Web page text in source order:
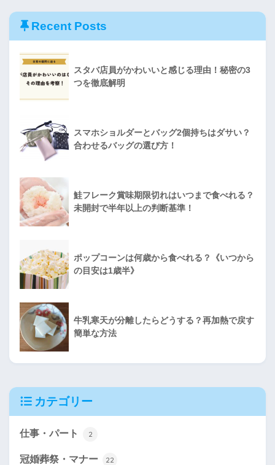
Recent Posts
スタバ店員がかわいいと感じる理由！秘密の3
つを徹底解明
スマホショルダーとバッグ2個持ちはダサい？
合わせるバッグの選び方！
鮭フレーク賞味期限切れはいつまで食べれる？
未開封で半年以上の判断基準！
ポップコーンは何歳から食べれる？《いつから
の目安は1歳半》
牛乳寒天が分離したらどうする？再加熱で戻す
簡単な方法
カテゴリー
仕事・パート 2
冠婚葬祭・マナー 22